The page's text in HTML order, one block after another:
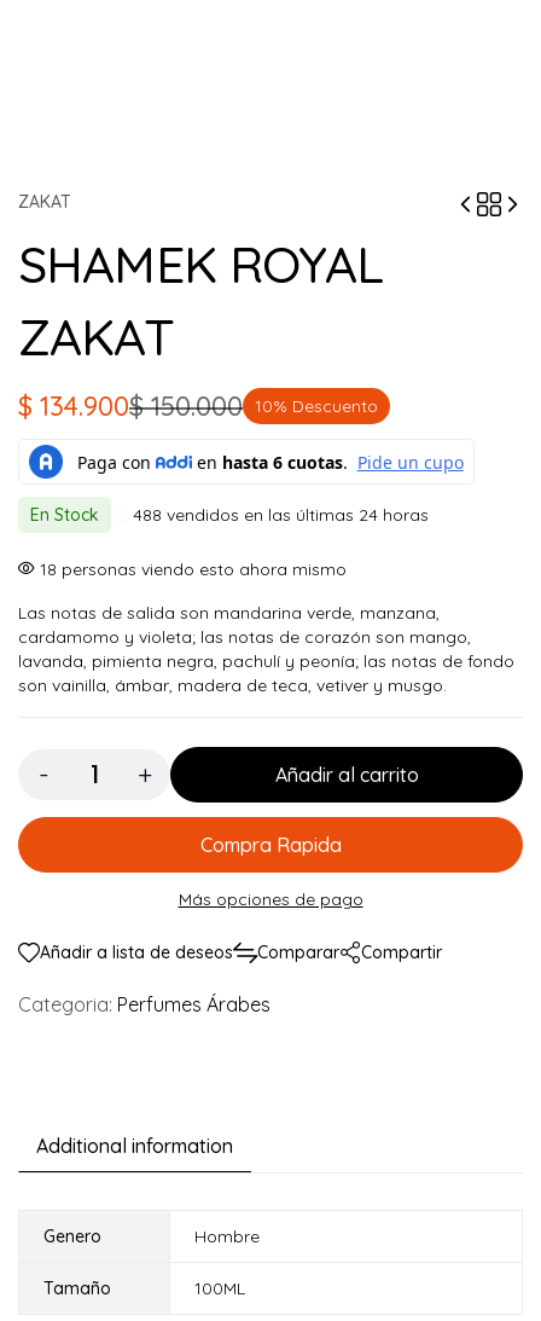
ZAKAT
SHAMEK ROYAL
ZAKAT
$150.000
El
precio
original
era:
$ 150.000.
$ 134.900
El
precio
actual
es:
$ 134.900.
10% Descuento
En Stock 488 vendidos en las últimas 24 horas
18 personas viendo esto ahora mismo
Las notas de salida son mandarina verde, manzana,
cardamomo y violeta; las notas de corazón son mango,
lavanda, pimienta negra, pachulí y peonía; las notas de fondo
son vainilla, ámbar, madera de teca, vetiver y musgo.
Cantidad:
Añadir al carrito
Compra Rapida
Más opciones de pago
Añadir a lista de deseos Comparar Compartir
Categoria: Perfumes Árabes
Additional information
Genero Hombre
Tamaño 100ML